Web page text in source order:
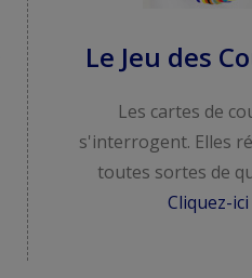
Le Jeu des
Les cartes de
s'interrogent. Elles
toutes sortes de
Cliquez-ici